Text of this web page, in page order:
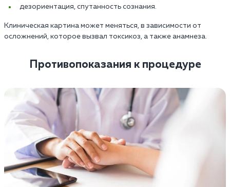
дезориентация, спутанность сознания.
Клиническая картина может меняться, в зависимости от
осложнений, которое вызвал токсикоз, а также анамнеза.
Противопоказания к процедуре